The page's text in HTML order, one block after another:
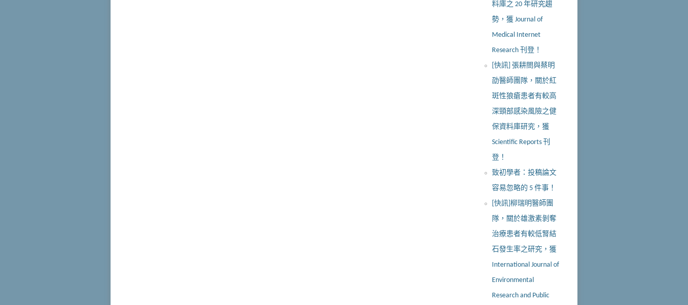
料庫之 20 年研究趨
勢，獲 Journal of
Medical Internet
Research 刊登！
[快訊] 張耕閤與蔡明
劭醫師團隊，關於紅
斑性狼瘡患者有較高
深頸部感染風險之健
保資料庫研究，獲
Scientific Reports 刊
登！
致初學者：投稿論文
容易忽略的 5 件事！
[快訊]柳瑞明醫師團
隊，關於雄激素剝奪
治療患者有較低腎結
石發生率之研究，獲
International Journal of
Environmental
Research and Public